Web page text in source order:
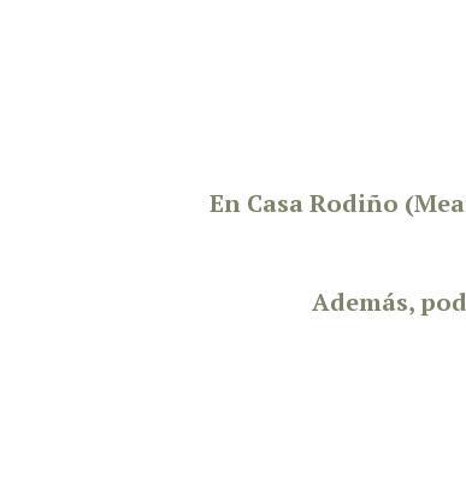
En Casa Rodiño
Además,